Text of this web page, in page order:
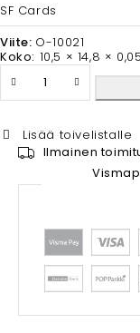
SF Cards
Viite: O-10021
Koko: 10,5 × 14,8 ×
Lisää toivelistalle
Ilmainen